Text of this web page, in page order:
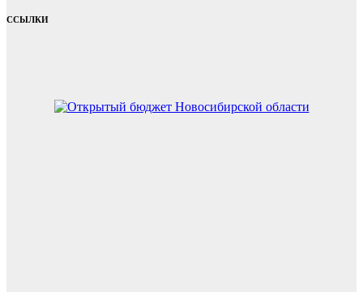
ССЫЛКИ